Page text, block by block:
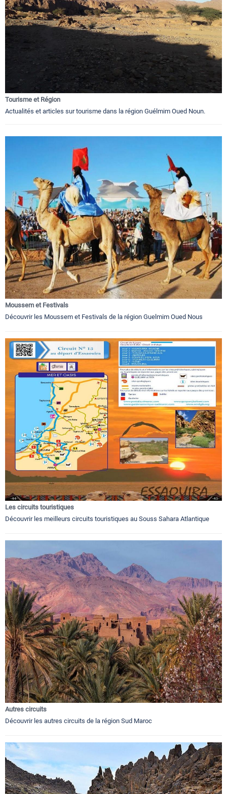
Tourisme et Région
Actualités et articles sur tourisme dans la région Guélmim Oued Noun.
Moussem et Festivals
Découvrir les Moussem et Festivals de la région Guelmim Oued Nous
Les circuits touristiques
Découvrir les meilleurs circuits touristiques au Souss Sahara Atlantique
Autres circuits
Découvrir les autres circuits de la région Sud Maroc